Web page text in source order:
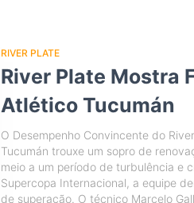
RIVER PLATE
River Plate Mostra
Atlético Tucumán
O Desempenho Convincente do
Tucumán trouxe um sopro de
meio a um período de turbulência e
Supercopa Internacional, a equipe
de superação. O técnico Marcelo